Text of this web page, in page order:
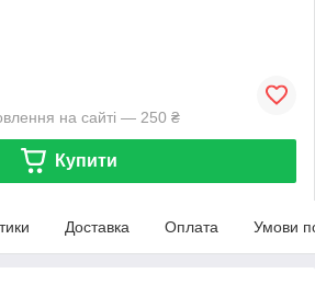
на сайті — 250 ₴
Купити
Доставка Оплата Умови